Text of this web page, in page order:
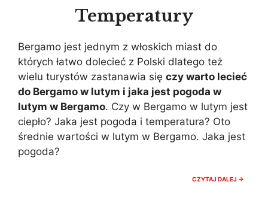
Temperatury
Bergamo jest jednym z włoskich miast do
których łatwo dolecieć z Polski dlatego też
wielu turystów zastanawia się czy warto lecieć
do Bergamo w lutym i jaka jest pogoda w
lutym w Bergamo. Czy w Bergamo w lutym jest
ciepło? Jaka jest pogoda i temperatura? Oto
średnie wartości w lutym w Bergamo. Jaka jest
pogoda?
CZYTAJ DALEJ →